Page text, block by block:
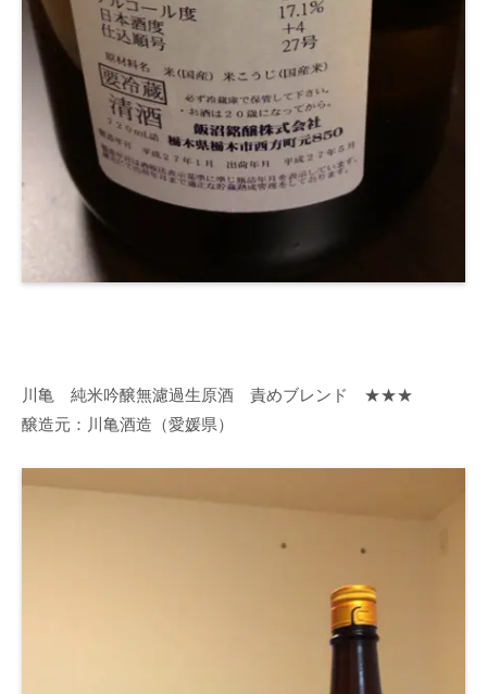
川亀 純米吟醸無濾過生原酒 責めブレンド ★★★
醸造元：川亀酒造（愛媛県）